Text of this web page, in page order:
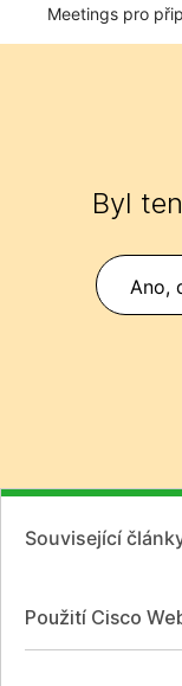
Meetings pro
Byl
Ano,
Související
Použití Cisco